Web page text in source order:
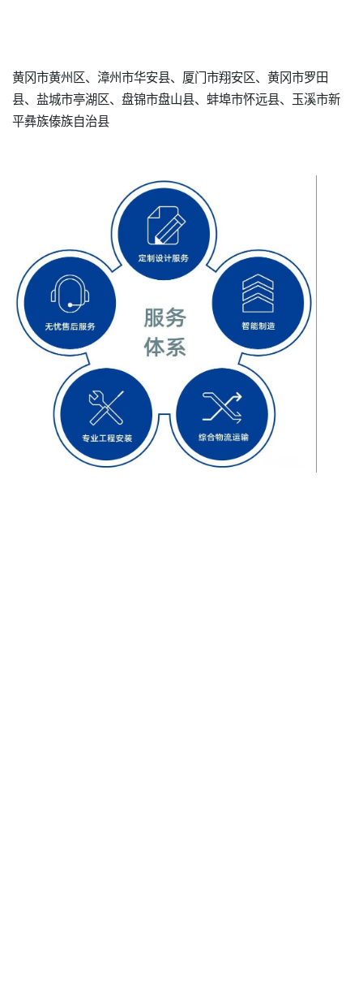
黄冈市黄州区、漳州市华安县、厦门市翔安区、黄冈市罗田
县、盐城市亭湖区、盘锦市盘山县、蚌埠市怀远县、玉溪市新
平彝族傣族自治县